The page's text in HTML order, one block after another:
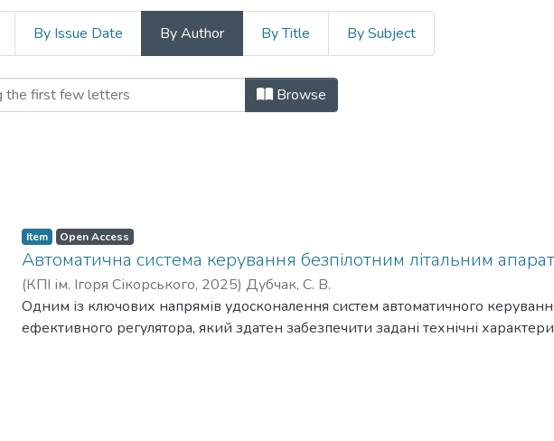
By Issue Date By Author By Title By Subject
навігація і керування
Browse
Item Open Access
Автоматична система керування безпілотним літальним
(КПІ ім. Ігоря Сікорського, 2025) Дубчак, С. В.
Одним із ключових напрямів удосконалення систем автоматичного
ефективного регулятора, який здатен забезпечити задані технічні